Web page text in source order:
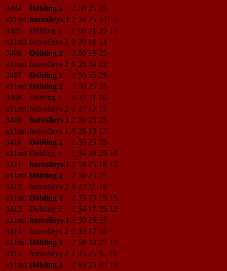
3404
Döbling 2 2 50 25 25
u11m1 hotvolleys 1 2 54 25 14 15
3405
Döbling 1 1 59 21 25 13
u11m1 hotvolleys 2 0 30 16 14
3406
Döbling 2 2 50 25 25
u11m1 hotvolleys 2 0 26 14 12
3407
Döbling 1 2 50 25 25
u11m1 Döbling 2 2 50 25 25
3408
Döbling 1 0 37 21 16
u11m1 hotvolleys 2 0 27 12 15
3409
hotvolleys 1 2 50 25 25
u11m1 hotvolleys 1 0 26 13 13
3410
Döbling 2 2 50 25 25
u11m1 Döbling 1 1 54 19 25 10
3411
hotvolleys 1 2 58 25 18 15
u11m1 Döbling 2 2 50 25 25
3412
hotvolleys 2 0 27 11 16
u11m1 Döbling 1 2 55 25 15 15
3413
Döbling 2 1 54 17 25 12
u11m1 hotvolleys 1 2 50 25 25
3414
hotvolleys 2 0 33 17 16
u11m1 Döbling 1 2 58 18 25 15
3415
hotvolleys 2 1 45 25 9
11
u11m1 Döbling 2 2 63 25 23 15